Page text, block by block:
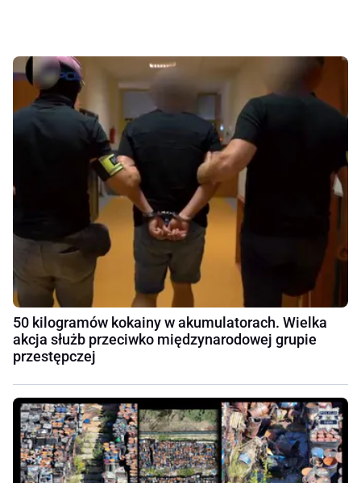
50 kilogramów kokainy w akumulatorach. Wielka
akcja służb przeciwko międzynarodowej grupie
przestępczej